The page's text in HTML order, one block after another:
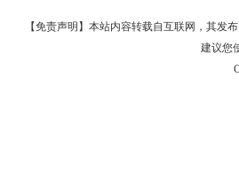
【免责声明】本站内容转载自互联网，其发
建议您